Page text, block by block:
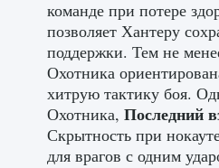
команде при потере
позволяет Хантеру
поддержки. Тем не
Охотника
хитрую тактику боя.
Охотника, Последний
Скрытность при
для врагов с одним